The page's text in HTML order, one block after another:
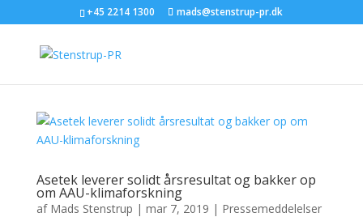
+45 2214 1300 mads@stenstrup-pr.dk
Asetek leverer solidt årsresultat og bakker op
om AAU-klimaforskning
af Mads Stenstrup | mar 7, 2019 | Pressemeddelelser